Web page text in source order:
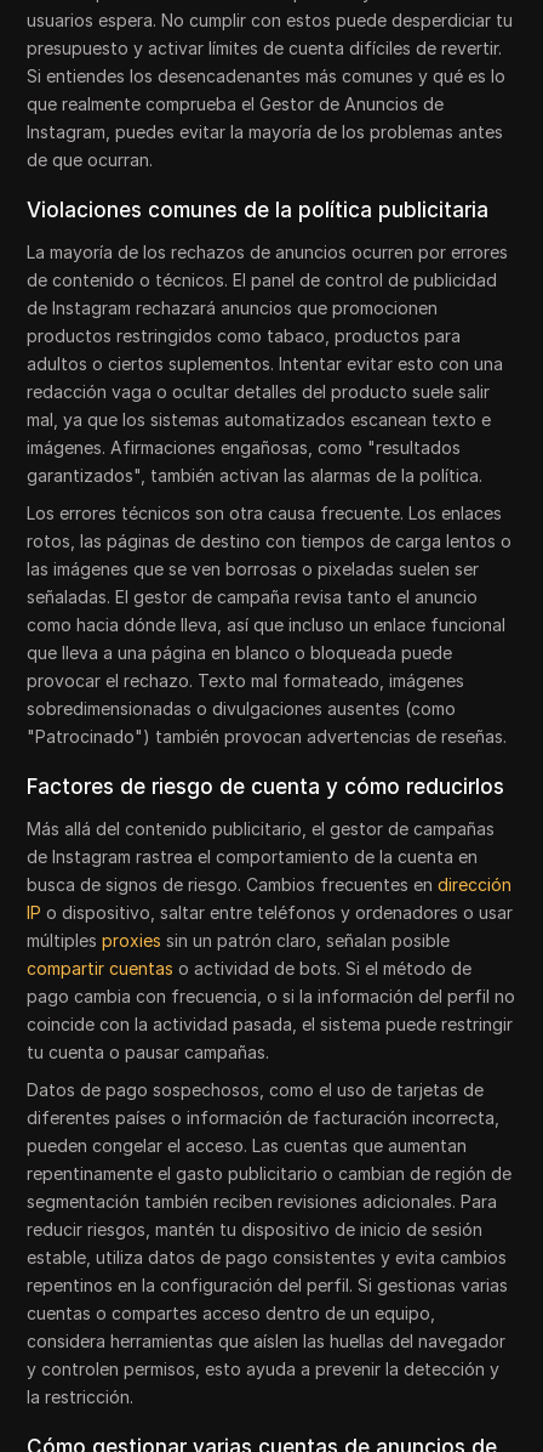
usuarios espera. No cumplir con estos puede desperdiciar tu
presupuesto y activar límites de cuenta difíciles de revertir.
Si entiendes los desencadenantes más comunes y qué es lo
que realmente comprueba el Gestor de Anuncios de
Instagram, puedes evitar la mayoría de los problemas antes
de que ocurran.
Violaciones comunes de la política publicitaria
La mayoría de los rechazos de anuncios ocurren por errores
de contenido o técnicos. El panel de control de publicidad
de Instagram rechazará anuncios que promocionen
productos restringidos como tabaco, productos para
adultos o ciertos suplementos. Intentar evitar esto con una
redacción vaga o ocultar detalles del producto suele salir
mal, ya que los sistemas automatizados escanean texto e
imágenes. Afirmaciones engañosas, como "resultados
garantizados", también activan las alarmas de la política.
Los errores técnicos son otra causa frecuente. Los enlaces
rotos, las páginas de destino con tiempos de carga lentos o
las imágenes que se ven borrosas o pixeladas suelen ser
señaladas. El gestor de campaña revisa tanto el anuncio
como hacia dónde lleva, así que incluso un enlace funcional
que lleva a una página en blanco o bloqueada puede
provocar el rechazo. Texto mal formateado, imágenes
sobredimensionadas o divulgaciones ausentes (como
"Patrocinado") también provocan advertencias de reseñas.
Factores de riesgo de cuenta y cómo reducirlos
Más allá del contenido publicitario, el gestor de campañas
de Instagram rastrea el comportamiento de la cuenta en
busca de signos de riesgo. Cambios frecuentes endirección
IP o dispositivo, saltar entre teléfonos y ordenadores o usar
múltiplesproxies sin un patrón claro, señalan posible
compartir cuentas o actividad de bots. Si el método de
pago cambia con frecuencia, o si la información del perfil no
coincide con la actividad pasada, el sistema puede restringir
tu cuenta o pausar campañas.
Datos de pago sospechosos, como el uso de tarjetas de
diferentes países o información de facturación incorrecta,
pueden congelar el acceso. Las cuentas que aumentan
repentinamente el gasto publicitario o cambian de región de
segmentación también reciben revisiones adicionales. Para
reducir riesgos, mantén tu dispositivo de inicio de sesión
estable, utiliza datos de pago consistentes y evita cambios
repentinos en la configuración del perfil. Si gestionas varias
cuentas o compartes acceso dentro de un equipo,
considera herramientas que aíslen las huellas del navegador
y controlen permisos, esto ayuda a prevenir la detección y
la restricción.